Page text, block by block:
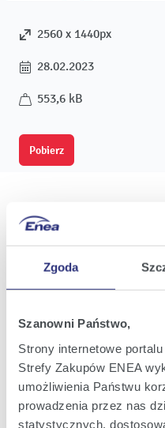
Zgoda
Szanowni Państwo,
Strony internetowe
Strefy Zakupów ENEA
umożliwienia Państwu
prowadzenia przez nas
statystycznych,
2560 x 1440px
28.02.2023
553,6 kB
Pobierz
Oferta dla domu
Oferta dla Małych firm
Oferta dla Biznesu
Zielona energia Dla domu
Zielona energia dla Małych firm